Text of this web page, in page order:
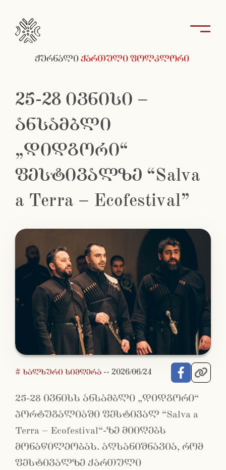
ჟურნალიქართული ფოლკლორი
25-28 ივნისი –
ანსამბლი
„დიდგორი“
ფესტივალზე “Salva
a Terra – Ecofestival”
# ხალხური სიმღერა -- 2026/06/24
25-28 ივნისს ანსამბლი „დიდგორი“
პორტუგალიაში ფესტივალ “Salva a
Terra – Ecofestival“-ზე მიიღებს
მონაწილეობას. აღსანიშნავია, რომ
ფესტივალზე ქართული